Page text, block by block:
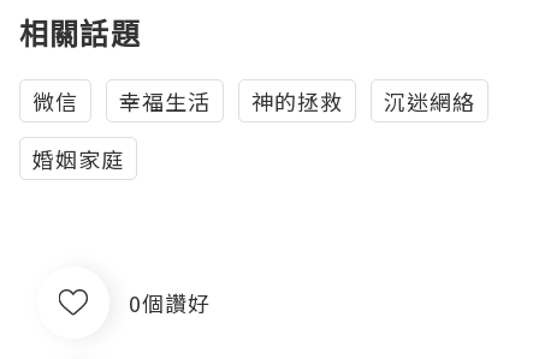
相關話題
微信 幸福生活 神的拯救
沉迷網絡
婚姻家庭
0個讚好